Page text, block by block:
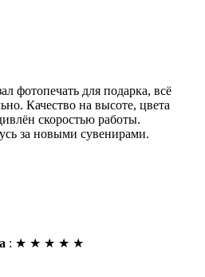
фотопечать для подарка, всё
Качество на высоте, цвета
скоростью работы.
за новыми сувенирами.
: ★ ★ ★ ★ ★